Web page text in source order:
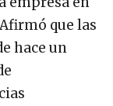
que las
hace un